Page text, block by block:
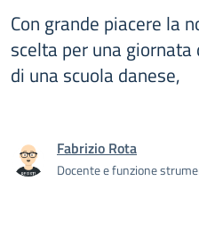
Con grande piacere la
scelta per una
di una scuola danese,
Fabrizio Rota
Docente e funzione